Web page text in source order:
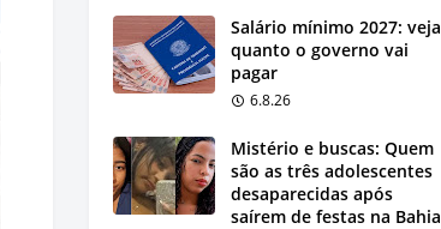
Salário mínimo 2027: veja
quanto o governo vai
pagar
6.8.26
Mistério e buscas: Quem
são as três adolescentes
desaparecidas após
saírem de festas na Bahia